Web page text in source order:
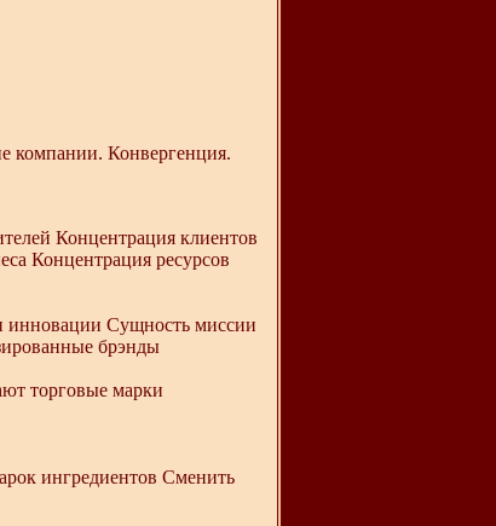
компании. Конвергенция.
Концентрация клиентов
Концентрация ресурсов
инновации Сущность миссии
брэнды
торговые марки
ингредиентов Сменить